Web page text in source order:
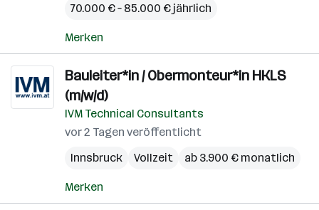
70.000 € – 85.000 € jährlich
Merken
Bauleiter*in / Obermonteur*in HKLS
(m/w/d)
IVM Technical Consultants
vor 2 Tagen veröffentlicht
Innsbruck
Vollzeit ab 3.900 € monatlich
Merken